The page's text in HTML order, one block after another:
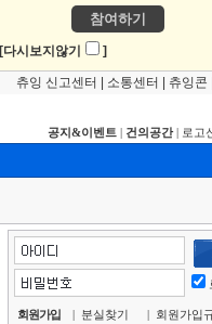
참여하기
[다시보지않기 ]
츄잉 신고센터 소통센터 츄잉콘
공지&이벤트 | 건의공간| 로고
회원가입 | 분실찾기 | 회원가입